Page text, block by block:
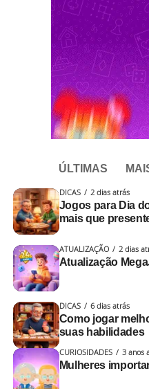
ÚLTIMAS
DICAS 2 dias atrás
Jogos para Dia
mais que
ATUALIZAÇÃO 2 dias
Atualização
DICAS 6 dias atrás
Como jogar
suas habilidades
CURIOSIDADES 3 anos
Mulheres